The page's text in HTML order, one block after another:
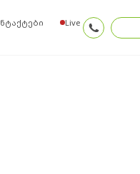
Live
ამ ბმულთაგან ერთ-ერთი.